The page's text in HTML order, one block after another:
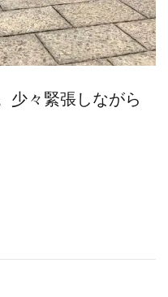
少々緊張しながら